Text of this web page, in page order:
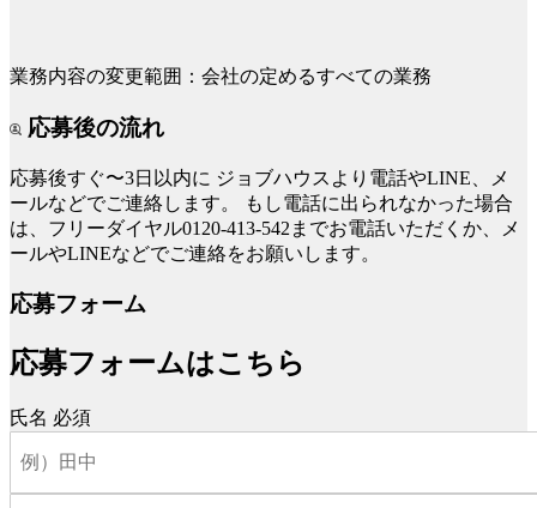
業務内容の変更範囲：会社の定めるすべての業務
応募後の流れ
応募後すぐ〜3日以内に ジョブハウスより電話やLINE、メ
ールなどでご連絡します。
もし電話に出られなかった場合
は、フリーダイヤル0120-413-542までお電話いただくか、メ
ールやLINEなどでご連絡をお願いします。
応募フォーム
応募フォームはこちら
氏名 必須